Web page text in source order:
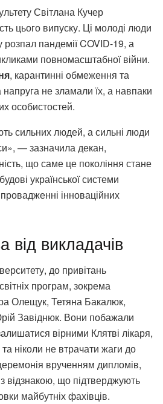
Світлана Кучер
цього випуску. Ці молоді люди
пандемії COVID-19, а
повномасштабної війни.
, карантинні обмеження та
напруга не зламали їх, а навпаки
особистостей.
сильних людей, а сильні люди
— зазначила декан,
що саме це покоління стане
української системи
інноваційних
від викладачів
до привітань
програм, зокрема
Олещук, Тетяна Бакалюк,
Завіднюк. Вони побажали
вірними Клятві лікаря,
ніколи не втрачати жаги до
врученням дипломів,
відзнакою, що підтверджують
майбутніх фахівців.